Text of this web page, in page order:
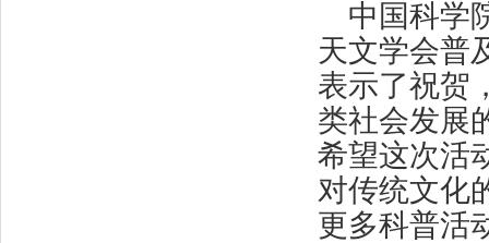
中国科学
天文学会普
表示了祝贺
类社会发展
希望这次活
对传统文化
更多科普活